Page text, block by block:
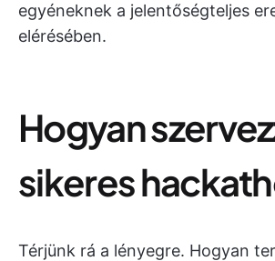
egyéneknek a jelentőségteljes
elérésében.
Hogyan
sikeres
Térjünk rá a lényegre. Hogyan